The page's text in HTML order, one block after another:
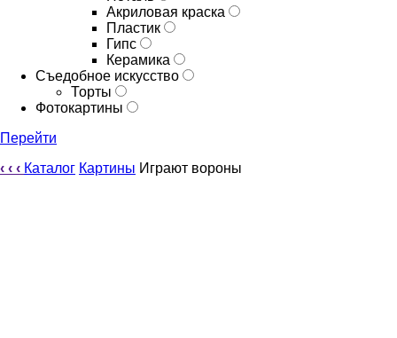
Акриловая краска
Пластик
Гипс
Керамика
Съедобное искусство
Торты
Фотокартины
Перейти
‹ ‹ ‹ Каталог Картины Играют вороны